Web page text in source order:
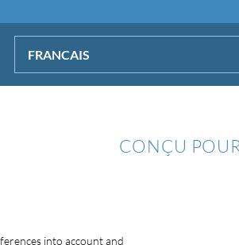
FRANCAIS
CONÇU
into account and